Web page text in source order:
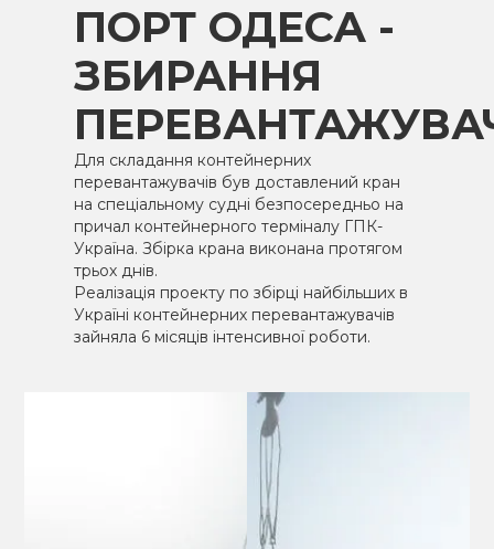
ПОРТ ОДЕСА -
ЗБИРАННЯ
Для складання контейнерних
перевантажувачів був доставлений кран
на спеціальному судні безпосередньо на
причал контейнерного терміналу ГПК-
Україна. Збірка крана виконана протягом
трьох днів.
Реалізація проекту по збірці найбільших в
Україні контейнерних перевантажувачів
зайняла 6 місяців інтенсивної роботи.